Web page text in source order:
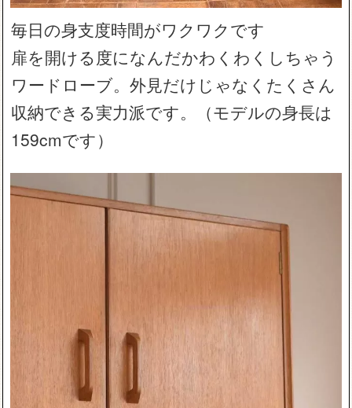
毎日の身支度時間がワクワクです
扉を開ける度になんだかわくわくしちゃう
ワードローブ。外見だけじゃなくたくさん
収納できる実力派です。（モデルの身長は
159cmです）